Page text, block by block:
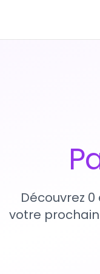
Découvrez
votre